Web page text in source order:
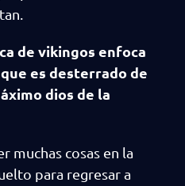
de vikingos enfoca
es desterrado de
dios de la
muchas cosas en la
para regresar a